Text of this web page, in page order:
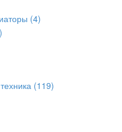
(4)
(119)